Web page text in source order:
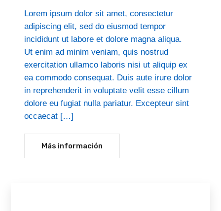
Lorem ipsum dolor sit amet, consectetur
adipiscing elit, sed do eiusmod tempor
incididunt ut labore et dolore magna aliqua.
Ut enim ad minim veniam, quis nostrud
exercitation ullamco laboris nisi ut aliquip ex
ea commodo consequat. Duis aute irure dolor
in reprehenderit in voluptate velit esse cillum
dolore eu fugiat nulla pariatur. Excepteur sint
occaecat […]
Más información